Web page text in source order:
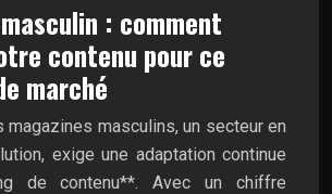
: comment
contenu pour ce
marché
magazines masculins, un secteur en
exige une adaptation continue
de contenu**. Avec un chiffre